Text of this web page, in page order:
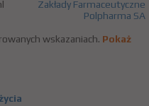
Zakłady Farmaceutyczne
Polpharma SA
wskazaniach. Pokaż